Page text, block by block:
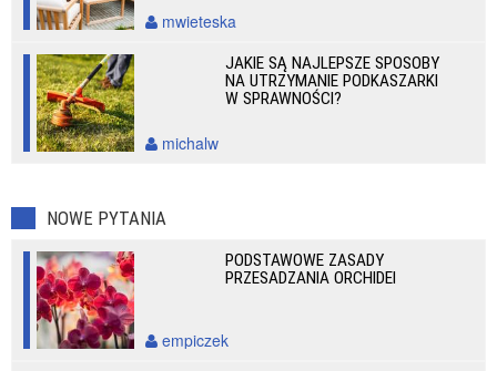
mwieteska
JAKIE SĄ NAJLEPSZE SPOSOBY
NA UTRZYMANIE PODKASZARKI
W SPRAWNOŚCI?
michalw
NOWE PYTANIA
PODSTAWOWE ZASADY
PRZESADZANIA ORCHIDEI
empiczek